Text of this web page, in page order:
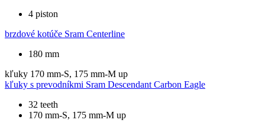
4 piston
brzdové kotúče Sram Centerline
180 mm
kľuky 170 mm-S, 175 mm-M up
kľuky s prevodníkmi Sram Descendant Carbon Eagle
32 teeth
170 mm-S, 175 mm-M up